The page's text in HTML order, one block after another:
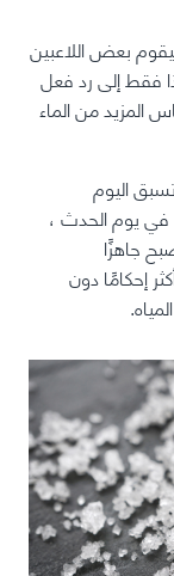
بعض اللاعبين
فقط إلى رد فعل
المزيد من الماء
اليوم
في يوم الحدث ،
جاهزًا
إحكامًا دون